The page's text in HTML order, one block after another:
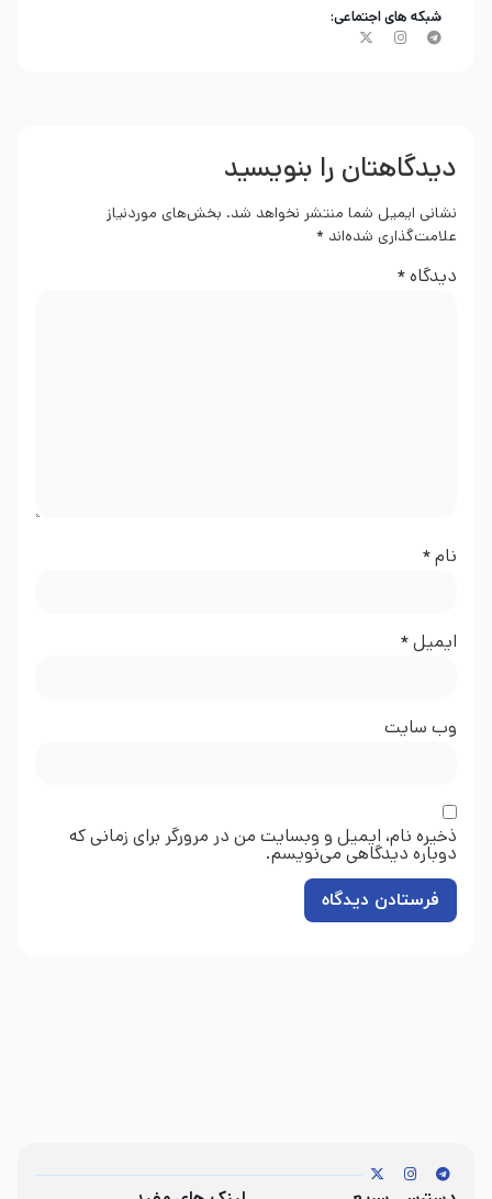
شبکه های اجتماعی:
دیدگاهتان را بنویسید
نشانی ایمیل شما منتشر نخواهد شد. بخش‌های موردنیاز
علامت‌گذاری شده‌اند *
دیدگاه*
نام*
ایمیل*
وب‌ سایت
ذخیره نام، ایمیل و وبسایت من در مرورگر برای زمانی که
دوباره دیدگاهی می‌نویسم.